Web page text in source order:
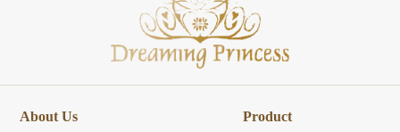
About Us Product